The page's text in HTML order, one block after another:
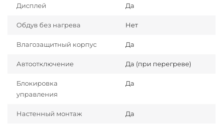
Дисплей Да
Обдув без нагрева Нет
Влагозащитный корпус Да
Автоотключение Да (при перегреве)
Блокировка
управления
Да
Настенный монтаж Да